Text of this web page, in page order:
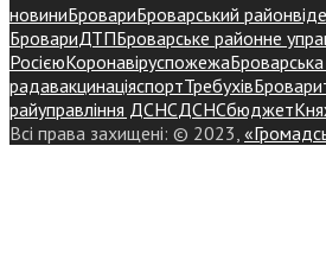
новиниБровариБроварський район
БровариДТПБроварське районне
РосієюКоронавіруспожежаБроварська
радавакцинаціяспортТребухів
райуправління ДСНСДСНСбюджет
Всі права захищені: © 2023,